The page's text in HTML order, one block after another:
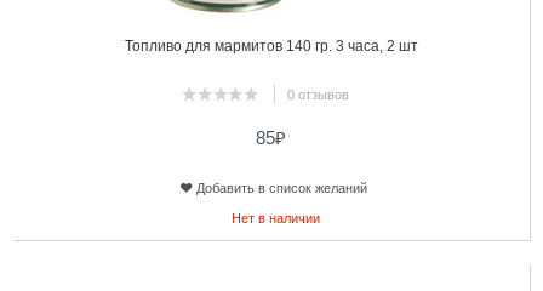
Топливо для мармитов 140 гр. 3 часа, 2 шт
0 отзывов
85₽
Добавить в список желаний
Нет в наличии